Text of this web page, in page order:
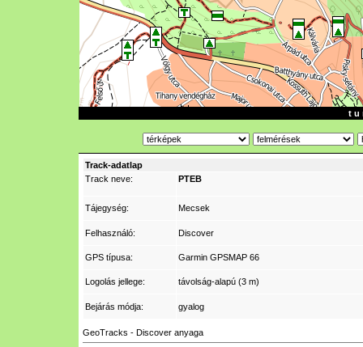
t u
Track-adatlap
Track neve:
PTEB
Tájegység: Mecsek
Felhasználó: Discover
GPS típusa: Garmin GPSMAP 66
Logolás jellege: távolság-alapú (3 m)
Bejárás módja: gyalog
GeoTracks - Discover anyaga